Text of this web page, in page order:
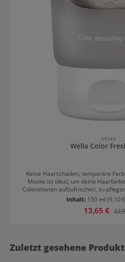
99143
Wella Color
Keine Haarschäden, temporäre
Maske ist ideal, um deine
Colorationen aufzufrischen, zu
deiner Haarfarbe zu Hause. Vorteile der Haarkur:
Haarfarbe aufgefrischt oder einer
temporäre Nuancierung* verliehen.
Inhalt: 150 ml (9,10
Verkaufspreis:
13,65 €
Zuletzt gesehene